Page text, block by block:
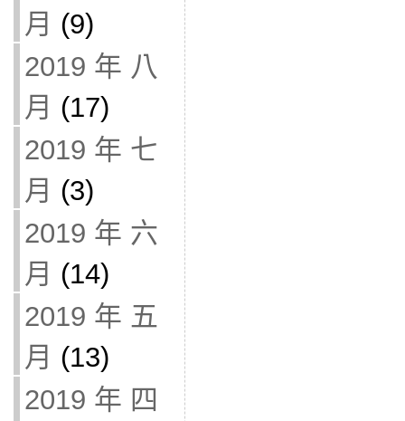
月 (9)
2019 年 八
月 (17)
2019 年 七
月 (3)
2019 年 六
月 (14)
2019 年 五
月 (13)
2019 年 四